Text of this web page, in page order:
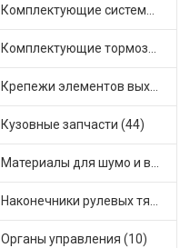
Комплектующие системы отопления (28)
Комплектующие тормозной системы (14)
Крепежи элементов выхлопной системы (3)
Кузовные запчасти (44)
Материалы для шумо и виброизоляции (1)
Наконечники рулевых тяг (18)
Органы управления (10)